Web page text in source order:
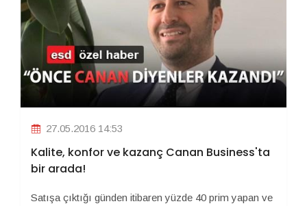
27.05.2016 14:53
Kalite, konfor ve kazanç Canan Business'ta
bir arada!
Satışa çıktığı günden itibaren yüzde 40 prim yapan ve